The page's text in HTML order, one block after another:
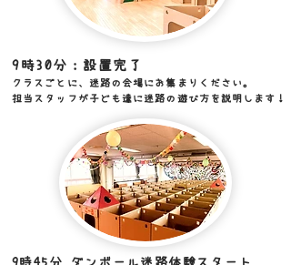
9時30分：​設置完了
クラスごとに、迷路の会場にお集まりください。
担当スタッフが子ども達に迷路の遊び方を説明します！
9時45 分 ダンボール迷路体験スタート